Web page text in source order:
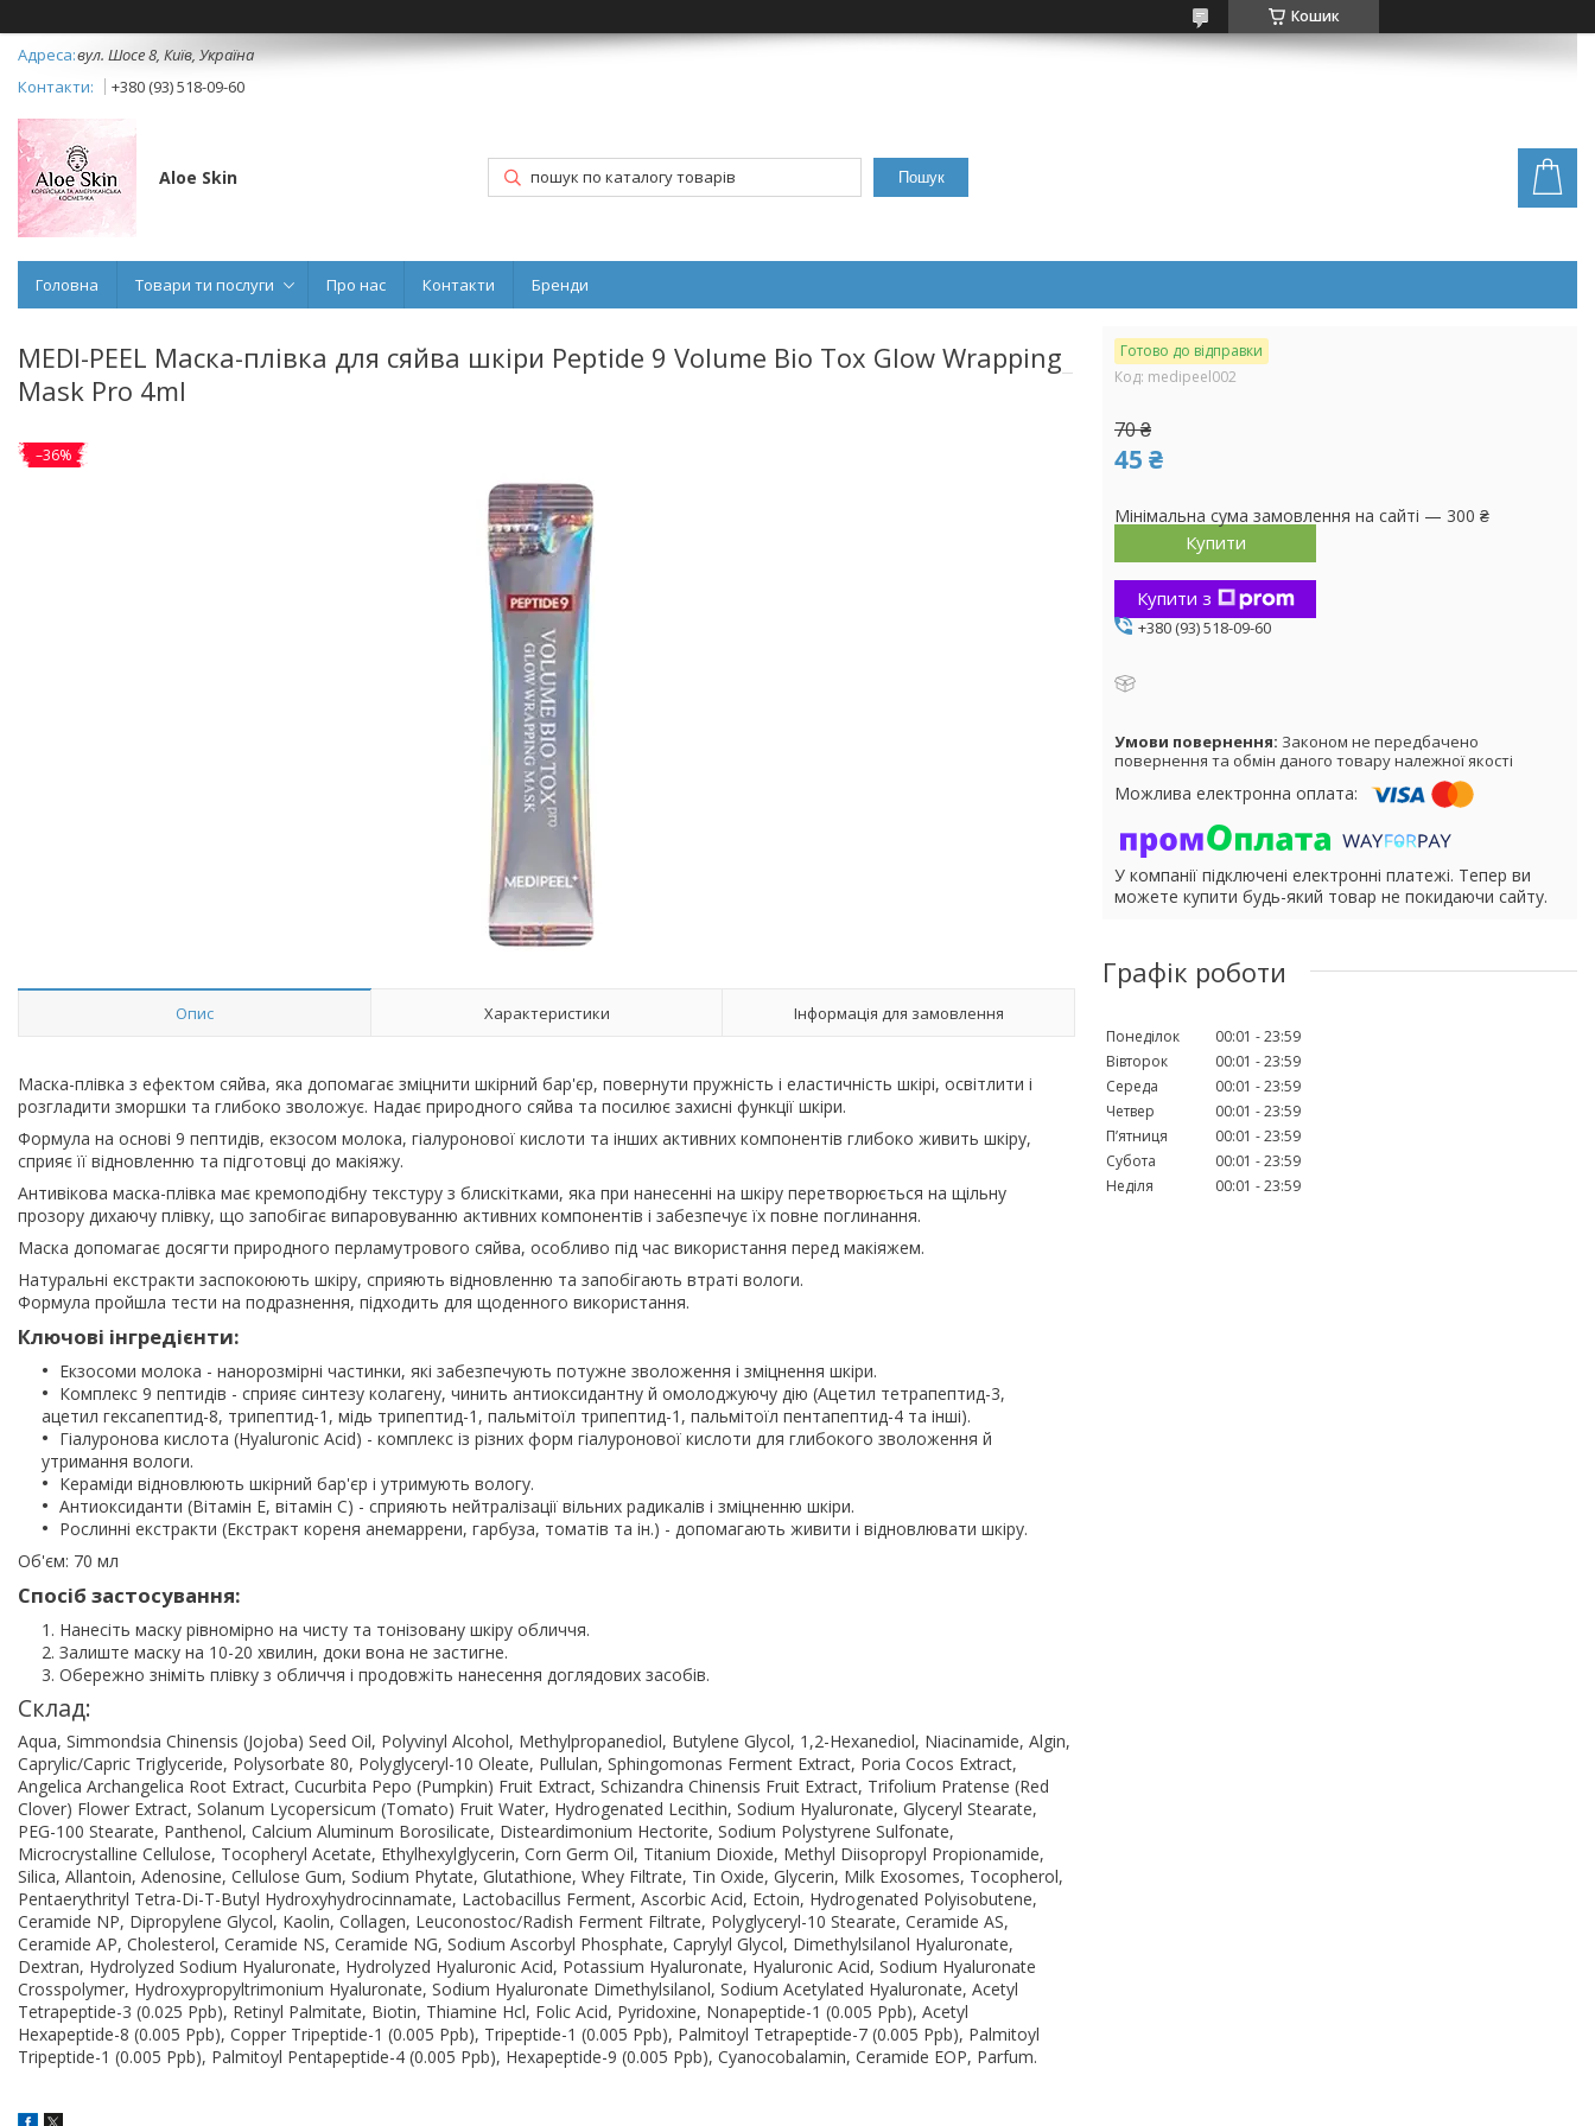
Кошик
вул. Шосе 8, Київ, Україна
+380 (93) 518-09-60
Aloe Skin Пошук
Головна Товари ти послуги Про нас Контакти Бренди
MEDI-PEEL Маска-плівка для сяйва шкіри Peptide 9 Volume Bio Tox Glow Wrapping
Mask Pro 4ml
–36%
Опис Характеристики Інформація для замовлення
Маска-плівка з ефектом сяйва, яка допомагає зміцнити шкірний бар'єр, повернути пружність і еластичність шкірі, освітлити і
розгладити зморшки та глибоко зволожує. Надає природного сяйва та посилює захисні функції шкіри.
Формула на основі 9 пептидів, екзосом молока, гіалуронової кислоти та інших активних компонентів глибоко живить шкіру,
сприяє її відновленню та підготовці до макіяжу.
Антивікова маска-плівка має кремоподібну текстуру з блискітками, яка при нанесенні на шкіру перетворюється на щільну
прозору дихаючу плівку, що запобігає випаровуванню активних компонентів і забезпечує їх повне поглинання.
Маска допомагає досягти природного перламутрового сяйва, особливо під час використання перед макіяжем.
Натуральні екстракти заспокоюють шкіру, сприяють відновленню та запобігають втраті вологи.
Формула пройшла тести на подразнення, підходить для щоденного використання.
Ключові інгредієнти:
Екзосоми молока - нанорозмірні частинки, які забезпечують потужне зволоження і зміцнення шкіри.
Комплекс 9 пептидів - сприяє синтезу колагену, чинить антиоксидантну й омолоджуючу дію (Ацетил тетрапептид-3,
ацетил гексапептид-8, трипептид-1, мідь трипептид-1, пальмітоїл трипептид-1, пальмітоїл пентапептид-4 та інші).
Гіалуронова кислота (Hyaluronic Acid) - комплекс із різних форм гіалуронової кислоти для глибокого зволоження й
утримання вологи.
Кераміди відновлюють шкірний бар'єр і утримують вологу.
Антиоксиданти (Вітамін E, вітамін С) - сприяють нейтралізації вільних радикалів і зміцненню шкіри.
Рослинні екстракти (Екстракт кореня анемаррени, гарбуза, томатів та ін.) - допомагають живити і відновлювати шкіру.
Об'єм: 70 мл
Спосіб застосування:
Нанесіть маску рівномірно на чисту та тонізовану шкіру обличчя.
Залиште маску на 10-20 хвилин, доки вона не застигне.
Обережно зніміть плівку з обличчя і продовжіть нанесення доглядових засобів.
Склад:
Aqua, Simmondsia Chinensis (Jojoba) Seed Oil, Polyvinyl Alcohol, Methylpropanediol, Butylene Glycol, 1,2-Hexanediol, Niacinamide, Algin,
Caprylic/Capric Triglyceride, Polysorbate 80, Polyglyceryl-10 Oleate, Pullulan, Sphingomonas Ferment Extract, Poria Cocos Extract,
Angelica Archangelica Root Extract, Cucurbita Pepo (Pumpkin) Fruit Extract, Schizandra Chinensis Fruit Extract, Trifolium Pratense (Red
Clover) Flower Extract, Solanum Lycopersicum (Tomato) Fruit Water, Hydrogenated Lecithin, Sodium Hyaluronate, Glyceryl Stearate,
PEG-100 Stearate, Panthenol, Calcium Aluminum Borosilicate, Disteardimonium Hectorite, Sodium Polystyrene Sulfonate,
Microcrystalline Cellulose, Tocopheryl Acetate, Ethylhexylglycerin, Corn Germ Oil, Titanium Dioxide, Methyl Diisopropyl Propionamide,
Silica, Allantoin, Adenosine, Cellulose Gum, Sodium Phytate, Glutathione, Whey Filtrate, Tin Oxide, Glycerin, Milk Exosomes, Tocopherol,
Pentaerythrityl Tetra-Di-T-Butyl Hydroxyhydrocinnamate, Lactobacillus Ferment, Ascorbic Acid, Ectoin, Hydrogenated Polyisobutene,
Ceramide NP, Dipropylene Glycol, Kaolin, Collagen, Leuconostoc/Radish Ferment Filtrate, Polyglyceryl-10 Stearate, Ceramide AS,
Ceramide AP, Cholesterol, Ceramide NS, Ceramide NG, Sodium Ascorbyl Phosphate, Caprylyl Glycol, Dimethylsilanol Hyaluronate,
Dextran, Hydrolyzed Sodium Hyaluronate, Hydrolyzed Hyaluronic Acid, Potassium Hyaluronate, Hyaluronic Acid, Sodium Hyaluronate
Crosspolymer, Hydroxypropyltrimonium Hyaluronate, Sodium Hyaluronate Dimethylsilanol, Sodium Acetylated Hyaluronate, Acetyl
Tetrapeptide-3 (0.025 Ppb), Retinyl Palmitate, Biotin, Thiamine Hcl, Folic Acid, Pyridoxine, Nonapeptide-1 (0.005 Ppb), Acetyl
Hexapeptide-8 (0.005 Ppb), Copper Tripeptide-1 (0.005 Ppb), Tripeptide-1 (0.005 Ppb), Palmitoyl Tetrapeptide-7 (0.005 Ppb), Palmitoyl
Tripeptide-1 (0.005 Ppb), Palmitoyl Pentapeptide-4 (0.005 Ppb), Hexapeptide-9 (0.005 Ppb), Cyanocobalamin, Ceramide EOP, Parfum.
Готово до відправки
Код: medipeel002
70 ₴
45 ₴
Мінімальна сума замовлення на сайті — 300 ₴
Купити
Купити з
+380 (93) 518-09-60
Законом не передбачено
повернення та обмін даного товару належної якості
У компанії підключені електронні платежі. Тепер ви
можете купити будь-який товар не покидаючи сайту.
Графік роботи
Понеділок 00:01
23:59
Вівторок
00:01
23:59
Середа
00:01
23:59
Четвер
00:01
23:59
Пʼятниця
00:01
23:59
Субота
00:01
23:59
Неділя
00:01 23:59